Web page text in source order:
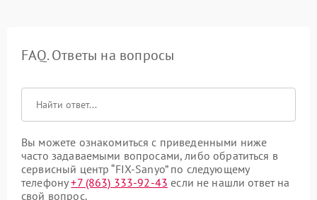
FAQ. Ответы на вопросы
Вы можете ознакомиться с приведенными ниже
часто задаваемыми вопросами, либо обратиться в
сервисный центр “FIX-Sanyo” по следующему
телефону+7 (863) 333-92-43 если не нашли ответ на
свой вопрос.